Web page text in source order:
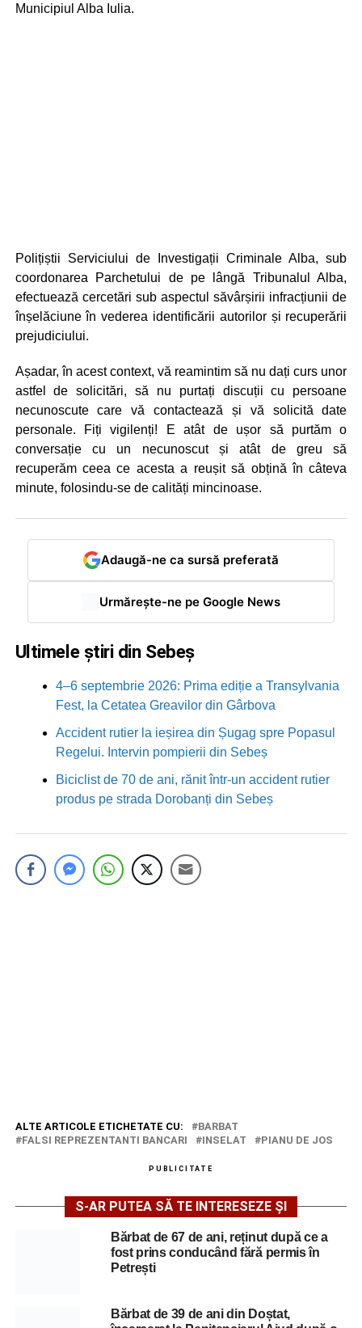
Municipiul Alba Iulia.
Polițiștii Serviciului de Investigații Criminale Alba, sub
coordonarea Parchetului de pe lângă Tribunalul Alba,
efectuează cercetări sub aspectul săvârșirii infracțiunii de
înșelăciune în vederea identificării autorilor și recuperării
prejudiciului.
Așadar, în acest context, vă reamintim să nu dați curs unor
astfel de solicitări, să nu purtați discuții cu persoane
necunoscute care vă contactează și vă solicită date
personale. Fiți vigilenți! E atât de ușor să purtăm o
conversație cu un necunoscut și atât de greu să
recuperăm ceea ce acesta a reușit să obțină în câteva
minute, folosindu-se de calități mincinoase.
Adaugă-ne ca sursă preferată
Urmărește-ne pe Google News
Ultimele știri din Sebeș
4–6 septembrie 2026: Prima ediție a Transylvania
Fest, la Cetatea Greavilor din Gârbova
Accident rutier la ieșirea din Șugag spre Popasul
Regelui. Intervin pompierii din Sebeș
Biciclist de 70 de ani, rănit într-un accident rutier
produs pe strada Dorobanți din Sebeș
ALTE ARTICOLE ETICHETATE CU:
BARBAT
FALSI REPREZENTANTI BANCARI
INSELAT PIANU DE JOS
PUBLICITATE
S-AR PUTEA SĂ TE INTERESEZE ȘI
Bărbat de 67 de ani, reținut după ce a
fost prins conducând fără permis în
Petrești
Bărbat de 39 de ani din Doștat,